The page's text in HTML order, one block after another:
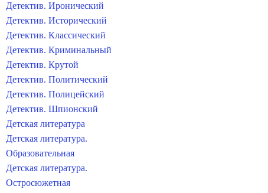
Детектив. Иронический
Детектив. Исторический
Детектив. Классический
Детектив. Криминальный
Детектив. Крутой
Детектив. Политический
Детектив. Полицейский
Детектив. Шпионский
Детская литература
Детская литература.
Образовательная
Детская литература.
Остросюжетная